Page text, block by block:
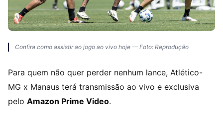
Confira como assistir ao jogo ao vivo hoje — Foto: Reprodução
Para quem não quer perder nenhum lance, Atlético-
MG x Manaus terá transmissão ao vivo e exclusiva
pelo Amazon Prime Video.